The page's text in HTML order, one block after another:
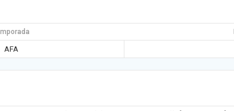
AFA